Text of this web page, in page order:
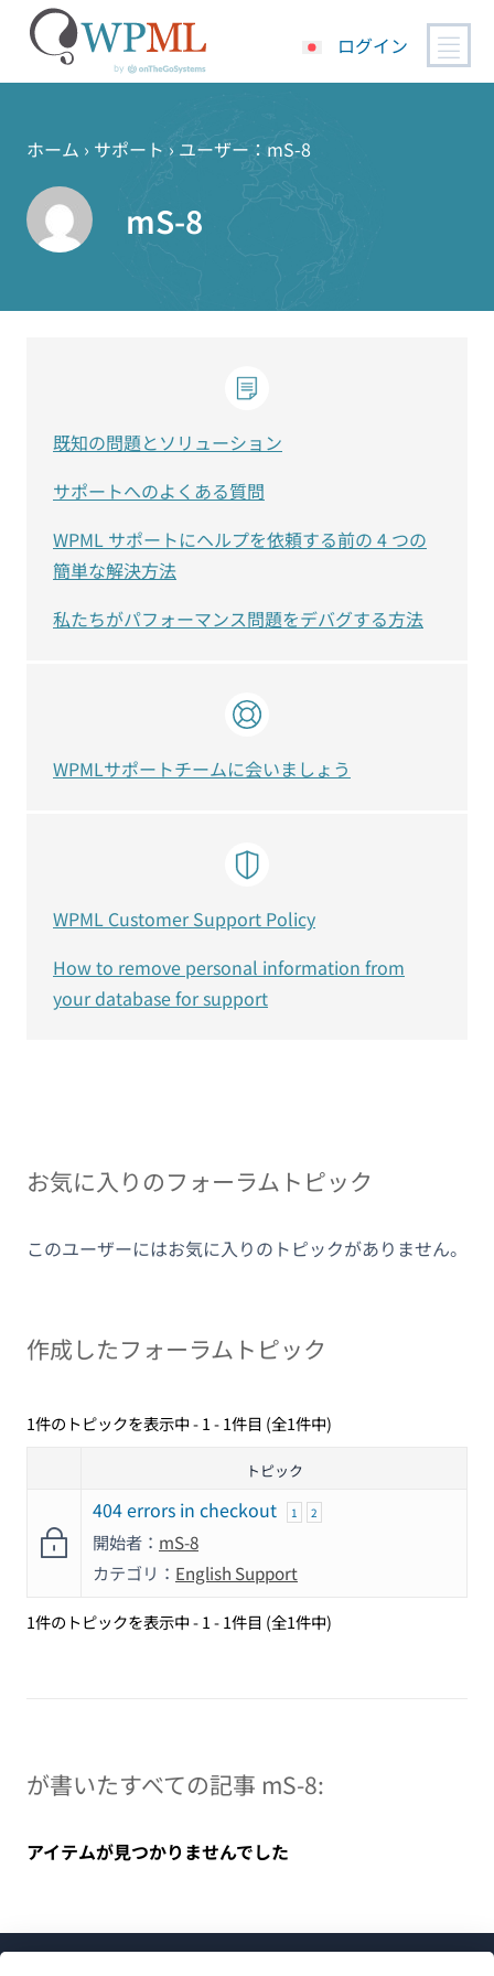
ッ
ログイン
ホーム › サポート › ユーザー：mS-8
mS-8
お気に入りのフォーラムトピック
このユーザーにはお気に入りのトピックがありません。
作成したフォーラムトピック
1件のトピックを表示中 - 1 - 1件目 (全1件中)
トピック
404 errors in checkout 1 2
開始者： mS-8
カテゴリ： English Support
1件のトピックを表示中 - 1 - 1件目 (全1件中)
が書いたすべての記事 mS-8:
アイテムが見つかりませんでした
既知の問題とソリューション
サポートへのよくある質問
WPML サポートにヘルプを依頼する前の 4 つの
簡単な解決方法
私たちがパフォーマンス問題をデバグする方法
WPMLサポートチームに会いましょう
WPML Customer Support Policy
How to remove personal information from
your database for support